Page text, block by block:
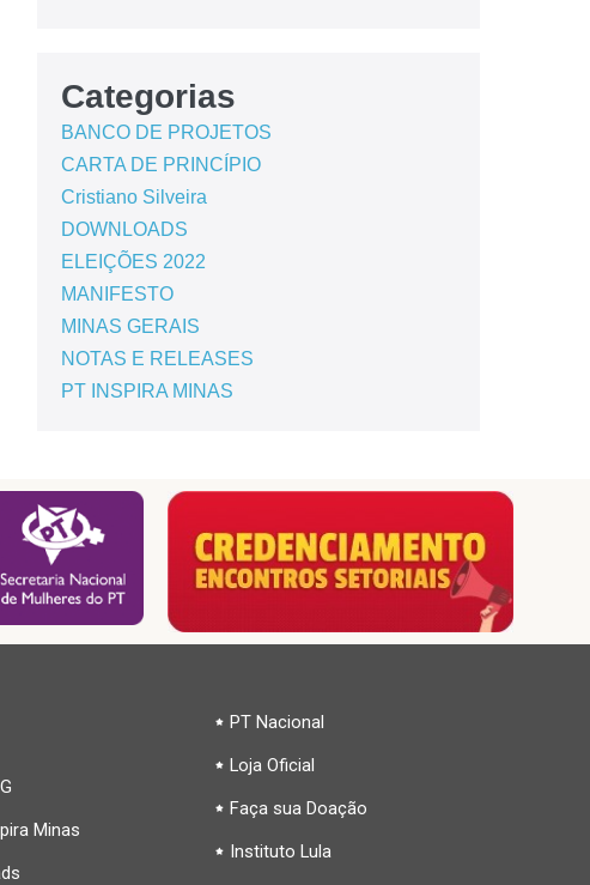
Categorias
BANCO DE PROJETOS
CARTA DE PRINCÍPIO
Cristiano Silveira
DOWNLOADS
ELEIÇÕES 2022
MANIFESTO
MINAS GERAIS
NOTAS E RELEASES
PT INSPIRA MINAS
Minas
PT Nacional
Loja Oficial
Faça sua Doação
Instituto Lula